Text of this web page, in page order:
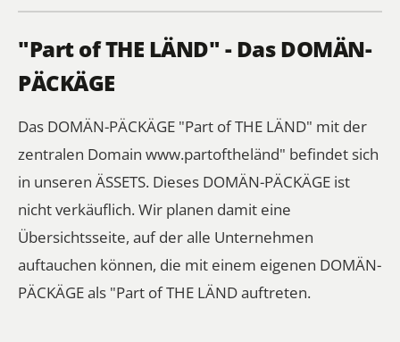
"Part of THE LÄND" - Das DOMÄN-
PÄCKÄGE
Das DOMÄN-PÄCKÄGE "Part of THE LÄND" mit der
zentralen Domain www.partoftheländ" befindet sich
in unseren ÄSSETS. Dieses DOMÄN-PÄCKÄGE ist
nicht verkäuflich. Wir planen damit eine
Übersichtsseite, auf der alle Unternehmen
auftauchen können, die mit einem eigenen DOMÄN-
PÄCKÄGE als "Part of THE LÄND auftreten.